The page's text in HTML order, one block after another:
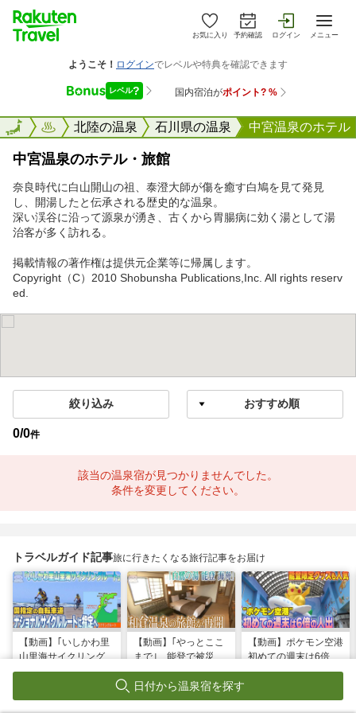
お気に入り 予約確認 ログイン メニュー
楽天トラベル北陸の温泉 石川県の温泉 中宮温泉のホテル
中宮温泉のホテル・旅館
奈良時代に白山開山の祖、泰澄大師が傷を癒す白鳩を見て発見
し、開湯したと伝承される歴史的な温泉。
深い渓谷に沿って源泉が湧き、古くから胃腸病に効く湯として湯
治客が多く訪れる。
掲載情報の著作権は提供元企業等に帰属します。
Copyright（C）2010 Shobunsha Publications,Inc. All rights reserv
ed.
絞り込み
0/0件
該当の温泉宿が見つかりませんでした。
条件を変更してください。
トラベルガイド記事旅に行きたくなる旅行記事をお届け
【動画】｢いしかわ里
山里海サイクリングル
ート｣国指定の自転車
ルルート”に指定へ
【動画】｢やっとここ
まで｣ 能登で被災の
和倉温泉旅館｢能登 海
舟｣が営業再開 喜び
の日に従業員は…
【動画】ポケモン空港
初めての週末は6倍の
人出 能登限定グッズ
日付から温泉宿を探す